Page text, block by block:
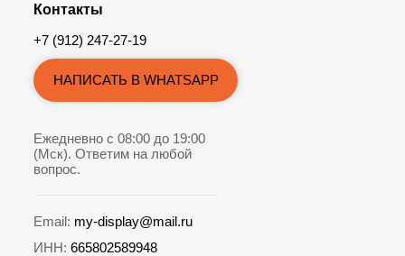
Контакты
+7 (912) 247-27-19
НАПИСАТЬ В WHATSAPP
Ежедневно с 08:00 до 19:00
(Мск). Ответим на любой
вопрос.
Email: my-display@mail.ru
ИНН: 665802589948